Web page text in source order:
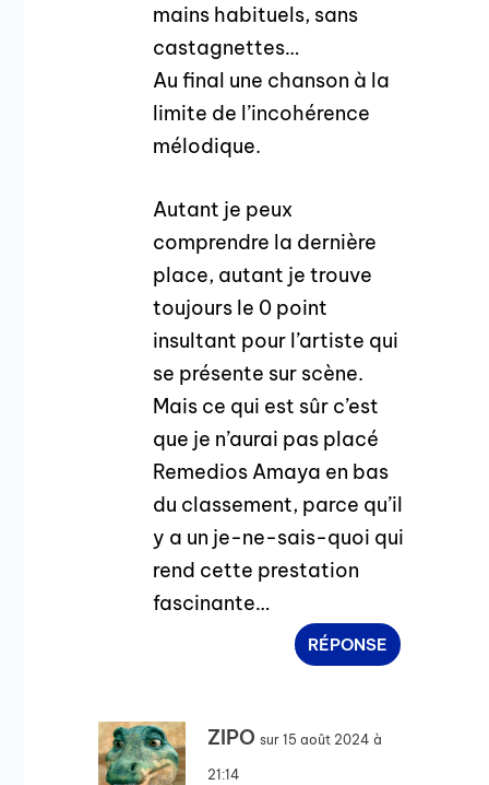
mains habituels, sans
castagnettes…
Au final une chanson à la
limite de l’incohérence
mélodique.
Autant je peux
comprendre la dernière
place, autant je trouve
toujours le 0 point
insultant pour l’artiste qui
se présente sur scène.
Mais ce qui est sûr c’est
que je n’aurai pas placé
Remedios Amaya en bas
du classement, parce qu’il
y a un je-ne-sais-quoi qui
rend cette prestation
fascinante…
RÉPONSE
ZIPO sur 15 août 2024 à
21:14